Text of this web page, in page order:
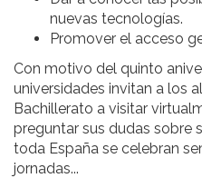
nuevas tecnologías.
Promover el acceso
Con motivo del quinto
universidades invitan a los
Bachillerato a visitar
preguntar sus dudas sobre
toda España se celebran
jornadas...